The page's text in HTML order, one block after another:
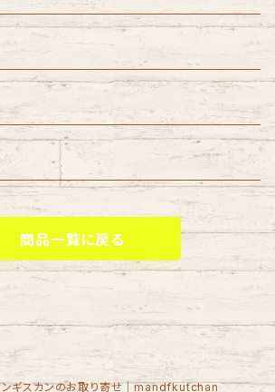
商品一覧に戻る
ギスカンのお取り寄せ｜mandfkutchan